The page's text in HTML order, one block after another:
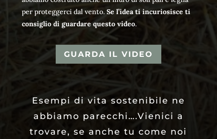
per proteggerci dal vento. Se l’idea ti incuriosisce ti
consiglio di guardare questo video.
GUARDA IL VIDEO
Esempi di vita sostenibile ne
abbiamo parecchi….Vienici a
trovare, se anche tu come noi